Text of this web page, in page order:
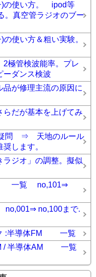
)の使い方。 ipod等
。真空管ラジオのブー
使い方＆粗い実験。
極管検波能率。プレ
ーダンス検波
が修理主流の原因に
らだが基本を上げてみ
疑問 ⇒ 天地のルール
します。
ラジオ」の調整。擬似
一覧 no,101⇒
no,100まで.
ク :半導体FM 一覧
/ 半導体AM 一覧